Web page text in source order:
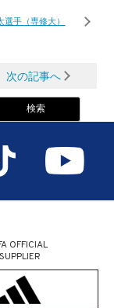
手（専修大）
次の記事へ
OFFICIAL
SUPPLIER